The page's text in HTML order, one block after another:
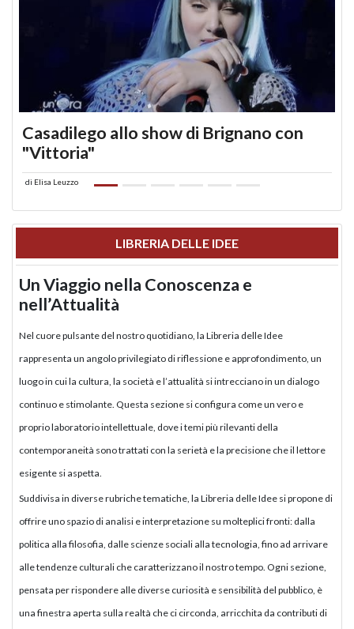
Casadilego allo show di Brignano con
"Vittoria"
di Elisa Leuzzo
LIBRERIA DELLE IDEE
Un Viaggio nella Conoscenza e
nell’Attualità
Nel cuore pulsante del nostro quotidiano, la Libreria delle Idee
rappresenta un angolo privilegiato di riflessione e approfondimento, un
luogo in cui la cultura, la società e l’attualità si intrecciano in un dialogo
continuo e stimolante. Questa sezione si configura come un vero e
proprio laboratorio intellettuale, dove i temi più rilevanti della
contemporaneità sono trattati con la serietà e la precisione che il lettore
esigente si aspetta.
Suddivisa in diverse rubriche tematiche, la Libreria delle Idee si propone di
offrire uno spazio di analisi e interpretazione su molteplici fronti: dalla
politica alla filosofia, dalle scienze sociali alla tecnologia, fino ad arrivare
alle tendenze culturali che caratterizzano il nostro tempo. Ogni sezione,
pensata per rispondere alle diverse curiosità e sensibilità del pubblico, è
una finestra aperta sulla realtà che ci circonda, arricchita da contributi di